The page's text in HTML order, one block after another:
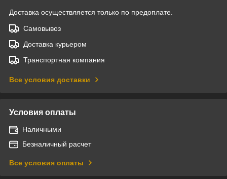
Доставка осуществляется только по предоплате.
Самовывоз
Доставка курьером
Транспортная компания
Все условия доставки
Условия оплаты
Наличными
Безналичный расчет
Все условия оплаты